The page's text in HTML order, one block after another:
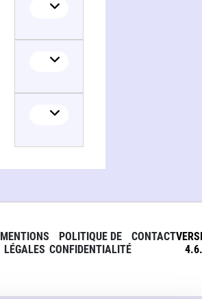
MENTIONS
LÉGALES
POLITIQUE DE
CONFIDENTIALITÉ
CONTACT